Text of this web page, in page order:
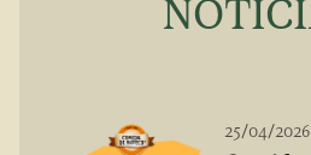
25/04/2026